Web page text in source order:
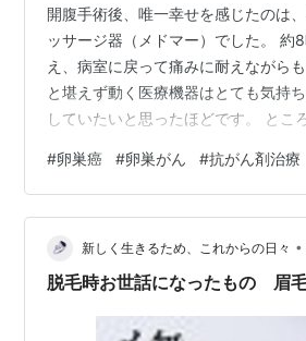
開腹手術後、唯一幸せを感じたのは
ッサージ器（メドマー）でした。 約
え、病室に戻って痛みに耐えながら
と堪えず動く医療機器はとても気持
していたいと思ったほどです。 とこ
気で) 『あの機械はもう貸してもらえ
聞いてみましたが、マッサージ器で
却下されました。 自宅に帰って検索
すがのプロ仕様。 簡単に買える値段
た。 メドマー ドクターメドマー DM-
#卵巣癌 #卵巣がん #抗がん剤治療
新しく生きるため、これからの日々 •
脱毛時お世話になったもの 眉